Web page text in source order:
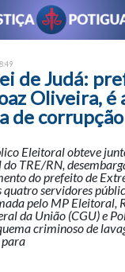
de Judá:
Oliveira, é
de corrupção
Eleitoral obteve
TRE/RN,
do prefeito de
servidores
pelo MP Eleitoral,
da União (CGU) e
criminoso de